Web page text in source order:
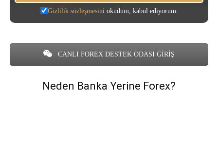
Gizlilik sözleşmesini okudum, kabul ediyorum.
CANLI FOREX DESTEK ODASI GİRİŞ
Neden Banka Yerine Forex?